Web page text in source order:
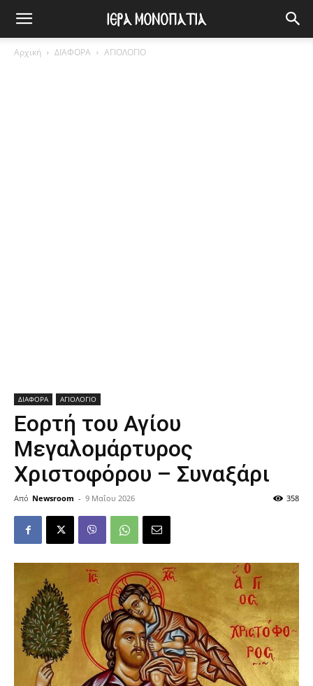
Αρχική ΔΙΑΦΟΡΑ ΑΓΙΟΛΟΓΙΟ
ΔΙΑΦΟΡΑ ΑΓΙΟΛΟΓΙΟ
Εορτή του Αγίου
Μεγαλομάρτυρος
Χριστοφόρου – Συναξάρι
Από Newsroom - 9 Μαΐου 2026 358